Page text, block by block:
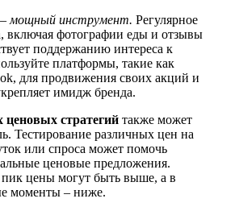
мощный инструмент. Регулярное
включая фотографии еды и отзывы
поддержанию интереса к
платформы, такие как
для продвижения своих акций и
имидж бренда.
ценовых стратегий также может
Тестирование различных цен на
или спроса может помочь
ценовые предложения.
цены могут быть выше, а в
моменты – ниже.